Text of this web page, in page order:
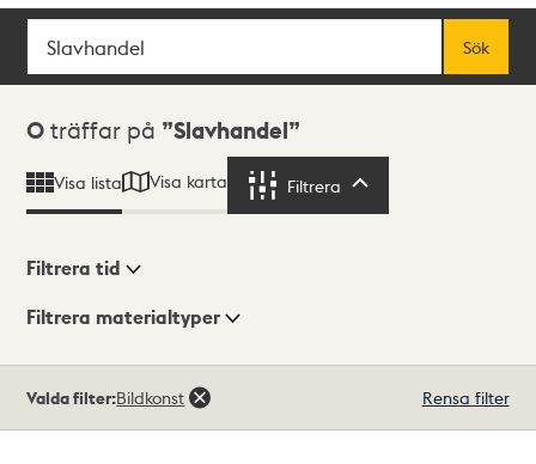
Sök
Sök
Sökresultat
0 träffar på Slavhandel
Visa lista Visa karta Filtrera
Visningsläge
Filtrera tid
Filtrera materialtyper
träffar
Valda filter:Bildkonst Rensa filter